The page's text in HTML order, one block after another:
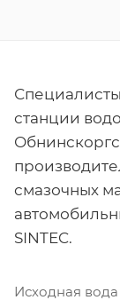
станции
смазочных
SINTEC.
Исходная